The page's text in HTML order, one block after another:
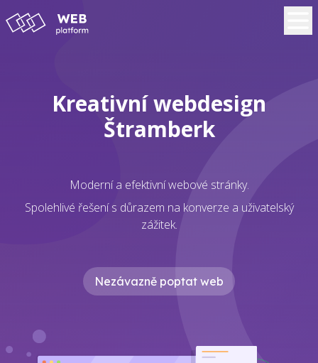
Kreativní webdesign
Štramberk
Moderní a efektivní webové stránky.
Spolehlivé řešení s důrazem na konverze a uživatelský
zážitek.
Nezávazně poptat web